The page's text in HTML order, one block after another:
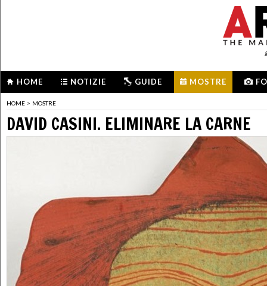
HOME NOTIZIE GUIDE MOSTRE
HOME > MOSTRE
DAVID CASINI. ELIMINARE LA CARNE